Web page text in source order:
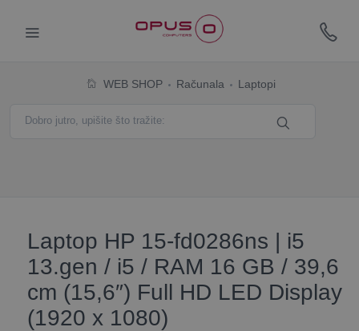
WEB SHOP Računala Laptopi
Laptop HP 15-fd0286ns | i5
13.gen / i5 / RAM 16 GB / 39,6
cm (15,6″) Full HD LED Display
(1920 x 1080)